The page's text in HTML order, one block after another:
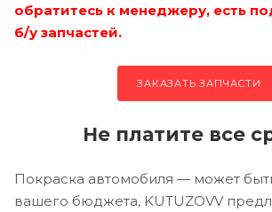
обратитесь к менеджеру, есть
б/у запчастей.
ЗАКАЗАТЬ ЗАПЧАСТИ
Не платите все
Покраска автомобиля — может
вашего бюджета, KUTUZOVV